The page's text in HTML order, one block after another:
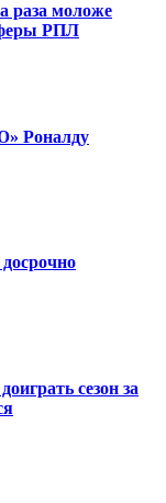
раза моложе
РПЛ
Роналду
сезон за